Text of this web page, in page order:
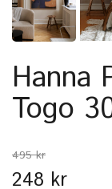
Hanna
Togo
495 kr
248 kr